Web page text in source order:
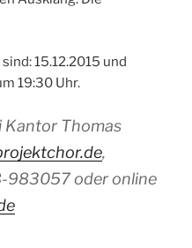
15.12.2015 und
19:30 Uhr.
Kantor Thomas
,
983057 oder online